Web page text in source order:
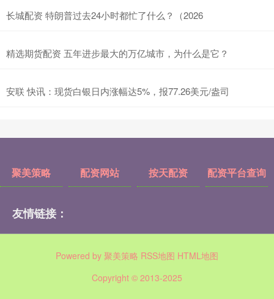
长城配资 特朗普过去24小时都忙了什么？（2026
精选期货配资 五年进步最大的万亿城市，为什么是它？
安联 快讯：现货白银日内涨幅达5%，报77.26美元/盎司
聚美策略 配资网站 按天配资 配资平台查询
友情链接：
Powered by 聚美策略 RSS地图 HTML地图
Copyright © 2013-2025